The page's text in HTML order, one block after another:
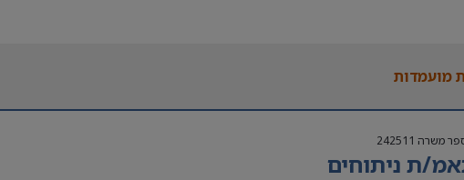
מועמדות
משרה 242511
ת ניתוחים